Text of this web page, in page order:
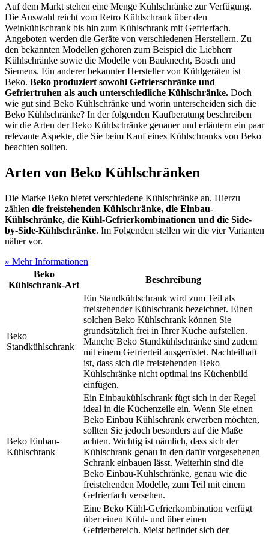
Auf dem Markt stehen eine Menge Kühlschränke zur Verfügung.
Die Auswahl reicht vom Retro Kühlschrank über den
Weinkühlschrank bis hin zum Kühlschrank mit Gefrierfach.
Angeboten werden die Geräte von verschiedenen Herstellern. Zu
den bekannten Modellen gehören zum Beispiel die Liebherr
Kühlschränke sowie die Modelle von Bauknecht, Bosch und
Siemens. Ein anderer bekannter Hersteller von Kühlgeräten ist
Beko. Beko produziert sowohl Gefrierschränke und
Gefriertruhen als auch unterschiedliche Kühlschränke. Doch
wie gut sind Beko Kühlschränke und worin unterscheiden sich die
Beko Kühlschränke? In der folgenden Kaufberatung beschreiben
wir die Arten der Beko Kühlschränke genauer und erläutern ein paar
relevante Aspekte, die Sie beim Kauf eines Kühlschranks von Beko
beachten sollten.
Arten von Beko Kühlschränken
Die Marke Beko bietet verschiedene Kühlschränke an. Hierzu
zählen die freistehenden Kühlschränke, die Einbau-
Kühlschränke, die Kühl-Gefrierkombinationen und die Side-
by-Side-Kühlschränke. Im Folgenden stellen wir die vier Varianten
näher vor.
» Mehr Informationen
Beko
Kühlschrank-Art
Beschreibung
Beko
Standkühlschrank
Ein Standkühlschrank wird zum Teil als
freistehender Kühlschrank bezeichnet. Einen
solchen Beko Kühlschrank können Sie
grundsätzlich frei in Ihrer Küche aufstellen.
Manche Beko Standkühlschränke sind zudem
mit einem Gefrierteil ausgerüstet. Nachteilhaft
ist, dass sich die freistehenden Beko
Kühlschränke nicht optimal ins Küchenbild
einfügen.
Beko Einbau-
Kühlschrank
Ein Einbaukühlschrank fügt sich in der Regel
ideal in die Küchenzeile ein. Wenn Sie einen
Beko Einbau Kühlschrank erwerben möchten,
sollten Sie jedoch besonders auf die Maße
achten. Wichtig ist nämlich, dass sich der
Kühlschrank genau in den dafür vorgesehenen
Schrank einbauen lässt. Weiterhin sind die
Beko Einbau-Kühlschränke, genau wie die
freistehenden Modelle, zum Teil mit einem
Gefrierfach versehen.
Eine Beko Kühl-Gefrierkombination verfügt
über einen Kühl- und über einen
Gefrierbereich. Meist befindet sich der